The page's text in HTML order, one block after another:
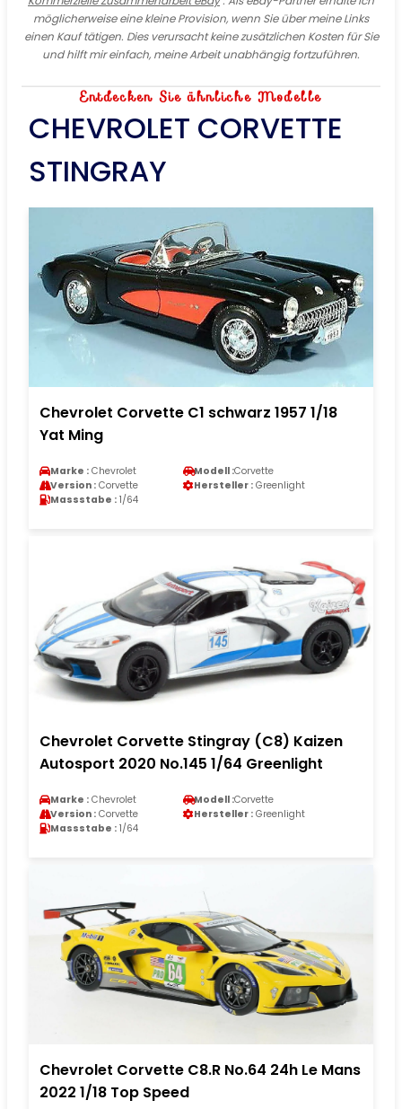
möglicherweise eine kleine Provision, wenn Sie über meine Links
einen Kauf tätigen. Dies verursacht keine zusätzlichen Kosten für Sie
und hilft mir einfach, meine Arbeit unabhängig fortzuführen.
Entdecken Sie ähnliche Modelle
CHEVROLET CORVETTE
STINGRAY
Chevrolet Corvette C1 schwarz 1957 1/18
Yat Ming
Marke : Chevrolet Modell :Corvette
Version : Corvette Hersteller : Greenlight
Massstabe : 1/64
Chevrolet Corvette Stingray (C8) Kaizen
Autosport 2020 No.145 1/64 Greenlight
Marke : Chevrolet Modell :Corvette
Version : Corvette Hersteller : Greenlight
Massstabe : 1/64
Chevrolet Corvette C8.R No.64 24h Le Mans
2022 1/18 Top Speed